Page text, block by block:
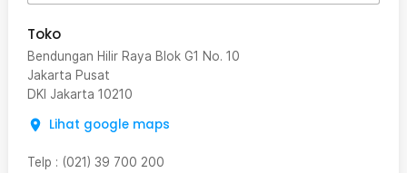
Toko
Bendungan Hilir Raya Blok G1 No. 10
Jakarta Pusat
DKI Jakarta 10210
Lihat google maps
Telp : (021) 39 700 200